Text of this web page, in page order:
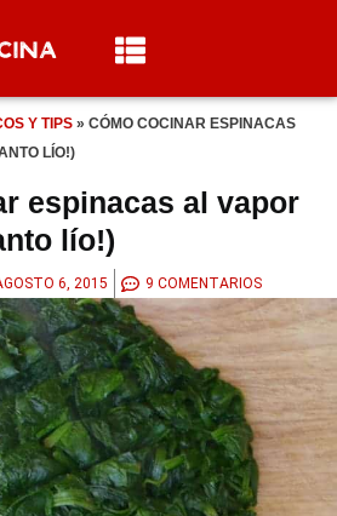
Y TIPS » CÓMO COCINAR ESPINACAS
LÍO!)
espinacas al vapor
lío!)
6, 2015 9 COMENTARIOS